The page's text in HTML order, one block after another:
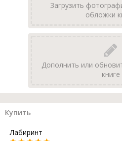
Загрузить
обложки
Дополнить или
книге
Купить
Лабиринт